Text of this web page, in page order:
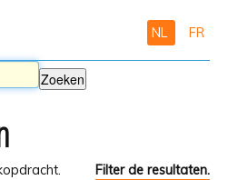
NL FR
Filter de resultaten.